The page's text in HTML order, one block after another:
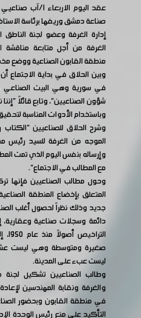
عقد اليوم
صناعة دمشق وريفها برئاسة
إدارة الغرفة وعضو لجنة الناطق
الغرفة من أجل متابعة
منطقة القابون الصناعية ووضع
وبين الحلاق في بداية
في سورية وهي البيت الصناعي
شؤون الصناعيين"، وتابع قائلاً
وباستخدام الأدوات المناسبة
الموجه من الغرفة للسيد رئيس
وإرساله بنفس اليوم الذي تمت
مع المطالب في الاجتماع".
وحول مطالب الصناعيين فإنها
المتعلق بإخضاع المنطقة
جديد وذلك نظراً لحصول أغلب
دائمة وسجلات صناعية
صغيرة ومتوسطة وهي ليست
ليست عبء على المدينة.
وطالب الصناعيين تشكيل
والغرفة ونقابة المهندسين
في منطقة القابون وبحضور
التأكيد على منع رئيس الوحدة